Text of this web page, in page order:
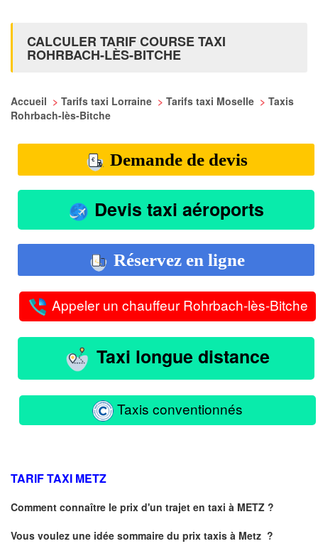
CALCULER TARIF COURSE TAXI
ROHRBACH-LÈS-BITCHE
Accueil > Tarifs taxi Lorraine > Tarifs taxi Moselle > Taxis
Rohrbach-lès-Bitche
Demande de devis
Devis taxi aéroports
Réservez en ligne
Appeler un chauffeur Rohrbach-lès-Bitche
Taxi longue distance
Taxis conventionnés
TARIF TAXI METZ
Comment connaître le prix d'un trajet en taxi à METZ ?
Vous voulez une idée sommaire du prix taxis à Metz ?